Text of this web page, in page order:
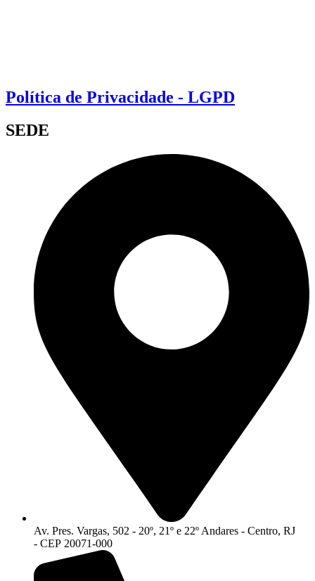
Política de Privacidade - LGPD
SEDE
Av. Pres. Vargas, 502 - 20º, 21º e 22º Andares - Centro, RJ
- CEP 20071-000